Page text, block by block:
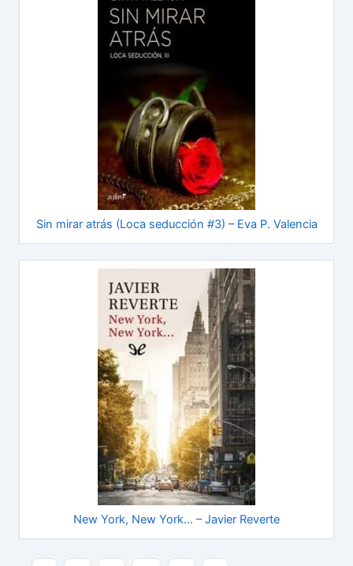
Sin mirar atrás (Loca seducción #3) – Eva P. Valencia
New York, New York… – Javier Reverte